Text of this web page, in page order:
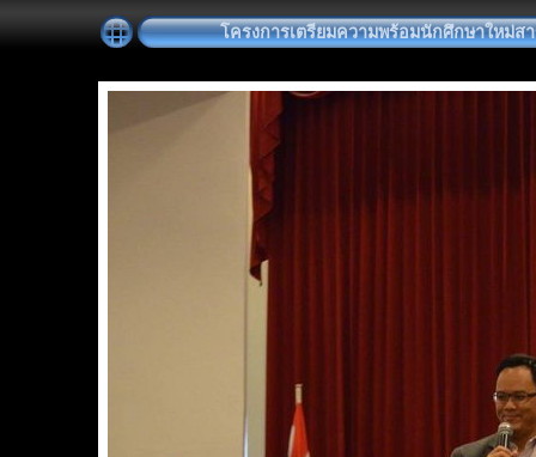
โครงการเตรียมความพร้อมนักศึกษาใหม่ส